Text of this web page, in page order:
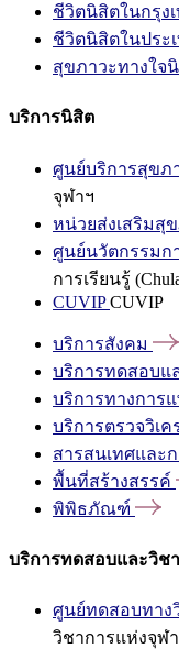
ชีวิตนิสิตในกรุง
ชีวิตนิสิตในประ
สุขภาวะทางใจ
บริการนิสิต
ศูนย์บริการสุขภ
จุฬาฯ
หน่วยส่งเสริมสุ
ศูนย์นวัตกรรมกา
การเรียนรู้
CUVIPCUVIP
บริการสังคม
บริการทดสอบแ
บริการทางการ
บริการตรวจวิเ
สารสนเทศและ
พื้นที่สร้างสรรค์
พิพิธภัณฑ์
บริการทดสอบและวิช
ศูนย์ทดสอบทาง
วิชาการแห่งจุฬ